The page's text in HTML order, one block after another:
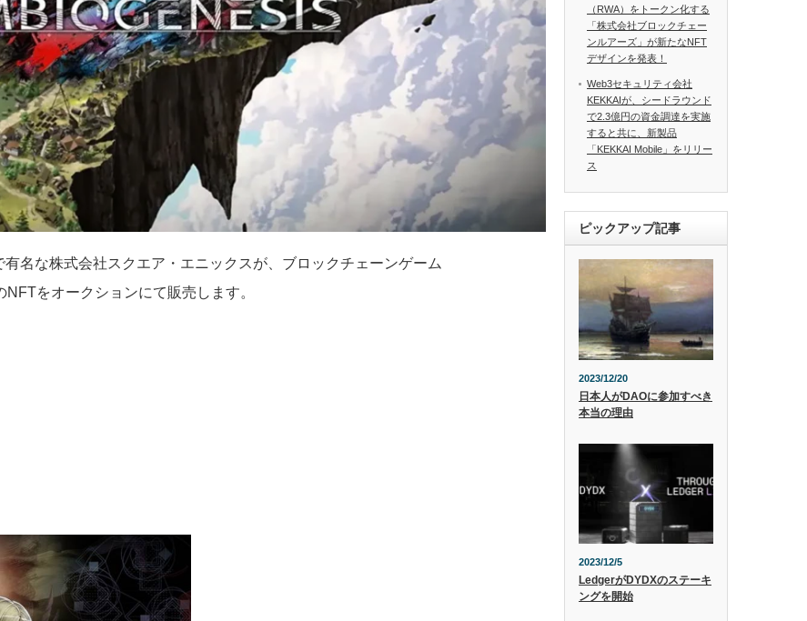
名な株式会社スクエア・エニックスが、ブロックチェーンゲーム
をオークションにて販売します。
（RWA）をトークン化する
「株式会社ブロックチェー
ンルアーズ」が新たなNFT
デザインを発表！
Web3セキュリティ会社
KEKKAIが、シードラウンド
で2.3億円の資金調達を実施
すると共に、新製品
「KEKKAI Mobile」をリリー
ス
ピックアップ記事
2023/12/20
日本人がDAOに参加すべき
本当の理由
2023/12/5
LedgerがDYDXのステーキ
ングを開始